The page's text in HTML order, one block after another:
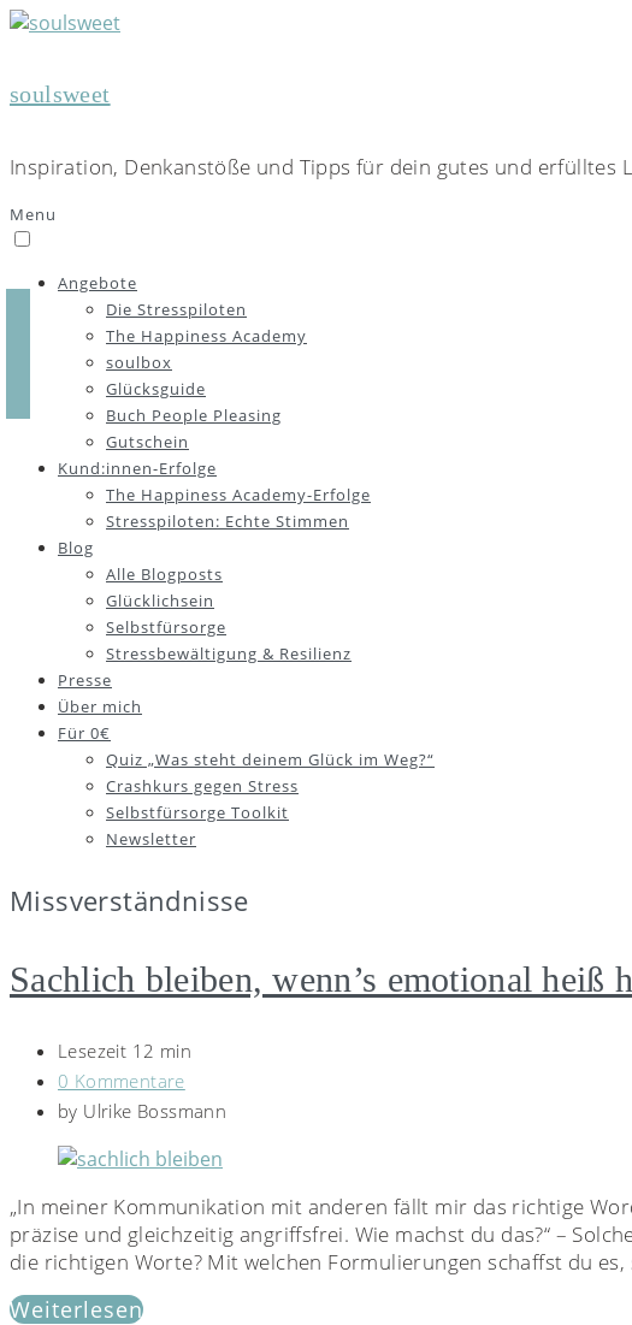
soulsweet
Inspiration, Denkanstöße und Tipps für dein gutes und erfülltes
Menu
Angebote
Die Stresspiloten
The Happiness Academy
soulbox
Glücksguide
Buch People Pleasing
Gutschein
Kund:innen-Erfolge
The Happiness Academy-Erfolge
Stresspiloten: Echte Stimmen
Blog
Alle Blogposts
Glücklichsein
Selbstfürsorge
Stressbewältigung & Resilienz
Presse
Über mich
Für 0€
Quiz „Was steht deinem Glück im Weg?“
Crashkurs gegen Stress
Selbstfürsorge Toolkit
Newsletter
Missverständnisse
Sachlich bleiben, wenn’s emotional heiß
Lesezeit 12 min
0 Kommentare
by Ulrike Bossmann
„In meiner Kommunikation mit anderen fällt mir das richtige
präzise und gleichzeitig angriffsfrei. Wie machst du das?“ –
die richtigen Worte? Mit welchen Formulierungen schaffst du es,
Weiterlesen